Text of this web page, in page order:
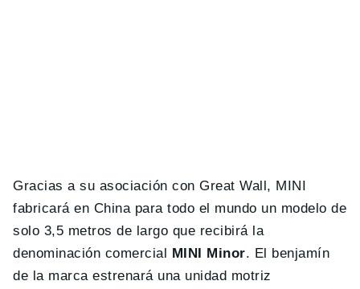
Gracias a su asociación con Great Wall, MINI
fabricará en China para todo el mundo un modelo de
solo 3,5 metros de largo que recibirá la
denominación comercial MINI Minor. El benjamín
de la marca estrenará una unidad motriz